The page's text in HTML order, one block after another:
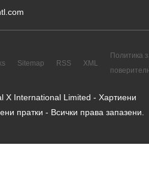
Sitemap RSS XML
Политика
X International Limited - Хартиени
пратки - Всички права запазени.